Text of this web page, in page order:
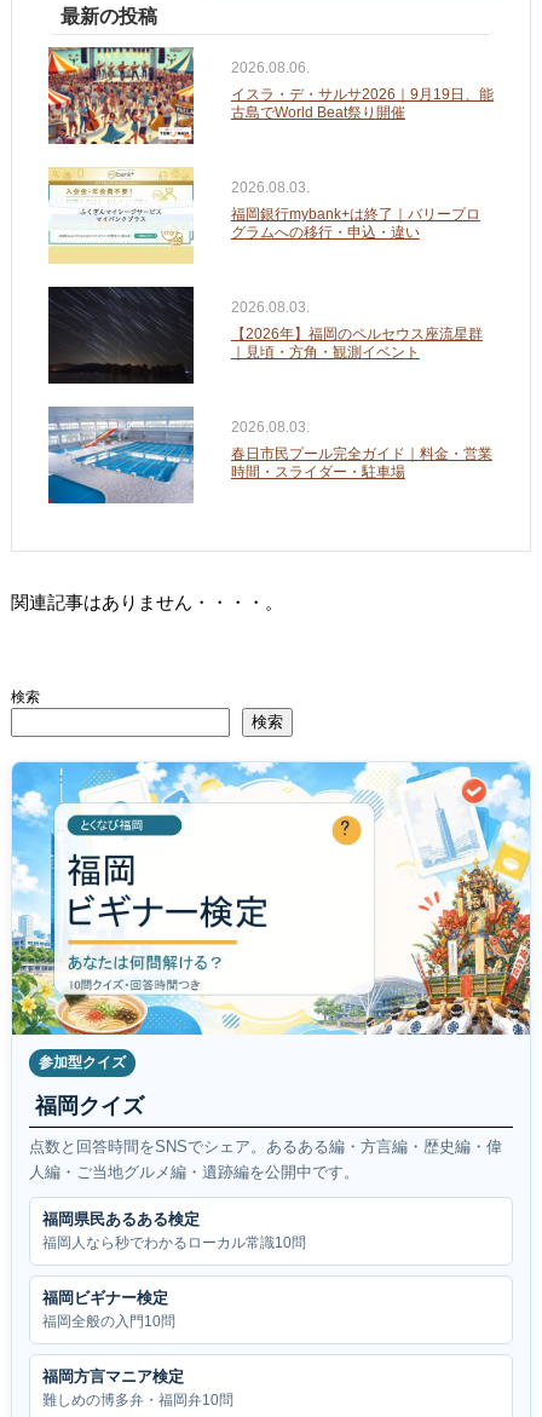
最新の投稿
2026.08.06.
イスラ・デ・サルサ2026｜9月19日、能
古島でWorld Beat祭り開催
2026.08.03.
福岡銀行mybank+は終了｜バリープロ
グラムへの移行・申込・違い
2026.08.03.
【2026年】福岡のペルセウス座流星群
｜見頃・方角・観測イベント
2026.08.03.
春日市民プール完全ガイド｜料金・営業
時間・スライダー・駐車場
関連記事はありません・・・・。
検索
検索
参加型クイズ
福岡クイズ
点数と回答時間をSNSでシェア。あるある編・方言編・歴史編・偉
人編・ご当地グルメ編・遺跡編を公開中です。
福岡県民あるある検定
福岡人なら秒でわかるローカル常識10問
福岡ビギナー検定
福岡全般の入門10問
福岡方言マニア検定
難しめの博多弁・福岡弁10問